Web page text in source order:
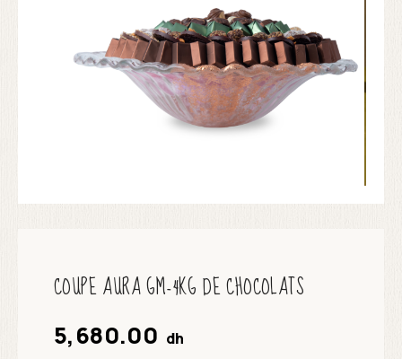
COUPE AURA GM-4KG DE CHOCOLATS
5,680.00 dh